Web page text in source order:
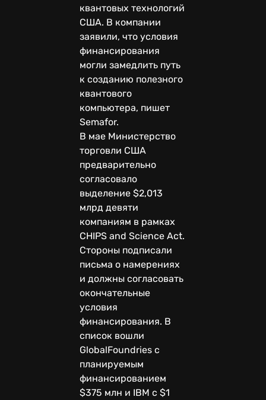
квантовых технологий
США. В компании
заявили, что условия
финансирования
могли замедлить путь
к созданию полезного
квантового
компьютера, пишет
Semafor.
В мае Министерство
торговли США
предварительно
согласовало
выделение $2,013
млрд девяти
компаниям в рамках
CHIPS and Science Act.
Стороны подписали
письма о намерениях
и должны согласовать
окончательные
условия
финансирования. В
список вошли
GlobalFoundries с
планируемым
финансированием
$375 млн и IBM с $1